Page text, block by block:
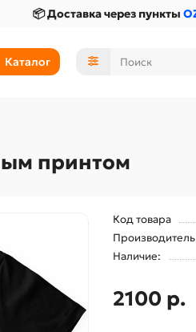
📦 Доставка через пункты
Каталог
принтом
Код товара
Производитель
Наличие:
2100 р.